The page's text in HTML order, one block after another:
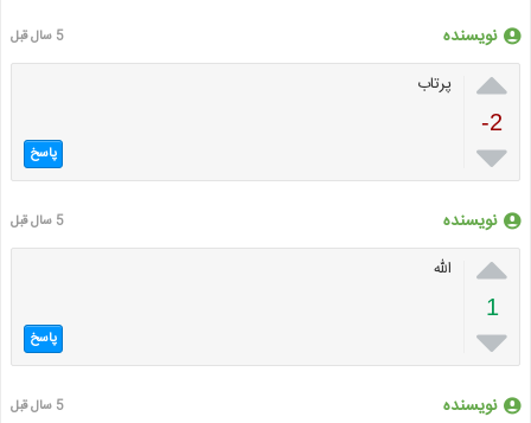
نویسنده 5 سال قبل

-2

پرتاب
پاسخ
نویسنده 5 سال قبل

1

الله
پاسخ
نویسنده 5 سال قبل